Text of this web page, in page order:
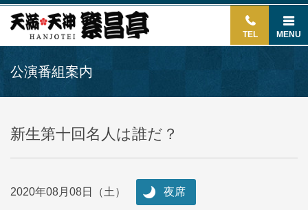
TEL MENU
公演番組案内
新生第十回名人は誰だ？
2020年08月08日（土） 夜席